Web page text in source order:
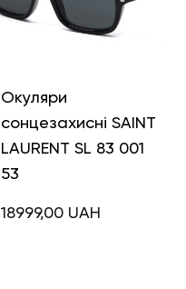
Окуляри
сонцезахисні SAINT
LAURENT SL 83 001
53
18999,00 UAH